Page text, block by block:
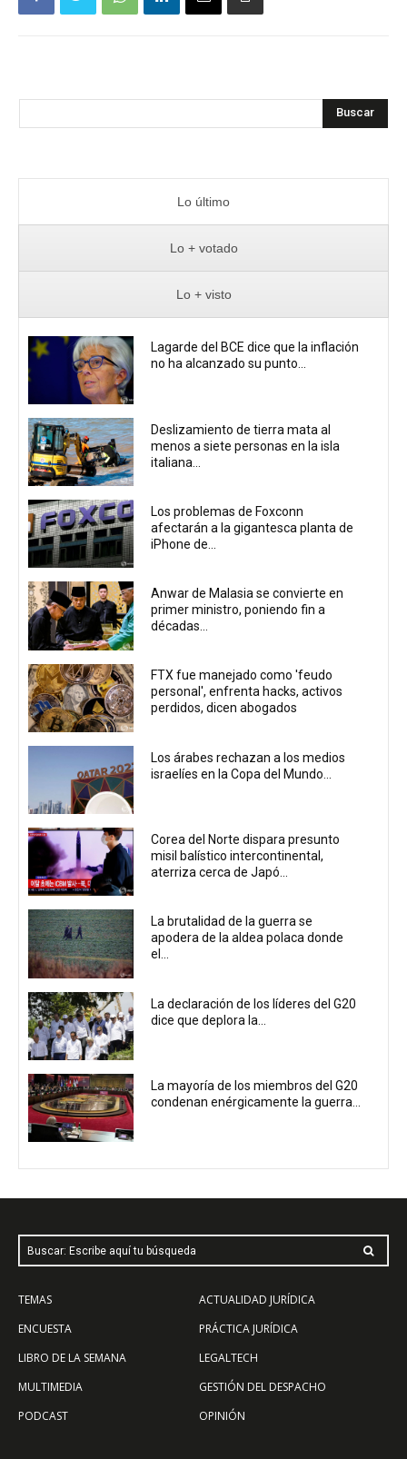
Buscar
Lo último
Lo + votado
Lo + visto
Lagarde del BCE dice que la inflación
no ha alcanzado su punto...
Deslizamiento de tierra mata al
menos a siete personas en la isla
italiana...
Los problemas de Foxconn
afectarán a la gigantesca planta de
iPhone de...
Anwar de Malasia se convierte en
primer ministro, poniendo fin a
décadas...
FTX fue manejado como 'feudo
personal', enfrenta hacks, activos
perdidos, dicen abogados
Los árabes rechazan a los medios
israelíes en la Copa del Mundo...
Corea del Norte dispara presunto
misil balístico intercontinental,
aterriza cerca de Japó...
La brutalidad de la guerra se
apodera de la aldea polaca donde
el...
La declaración de los líderes del G20
dice que deplora la...
La mayoría de los miembros del G20
condenan enérgicamente la guerra...
Buscar: Escribe aquí tu búsqueda
TEMAS
ENCUESTA
LIBRO DE LA SEMANA
MULTIMEDIA
PODCAST
ACTUALIDAD JURÍDICA
PRÁCTICA JURÍDICA
LEGALTECH
GESTIÓN DEL DESPACHO
OPINIÓN